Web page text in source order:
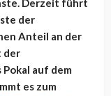
Derzeit führt
der
Anteil an der
der
auf dem
es zum